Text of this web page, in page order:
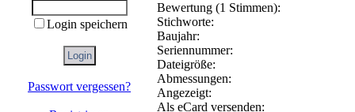
Login speichern
Passwort vergessen?
Bewertung (1 Stimmen):
Stichworte:
Baujahr:
Seriennummer:
Dateigröße:
Abmessungen:
Angezeigt:
Als eCard versenden: